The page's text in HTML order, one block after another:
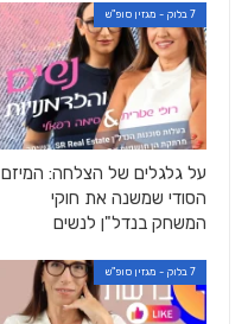
7 בלוק - מגזין סופ"ש
על גלגלים של הצלחה: המיזם
הסודי שמשנה את חוקי
המשחק בנדל"ן לנשים
7 בלוק - מגזין סופ"ש